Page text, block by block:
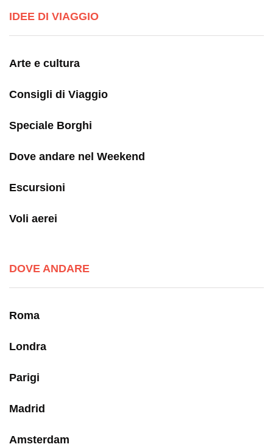
IDEE DI VIAGGIO
Arte e cultura
Consigli di Viaggio
Speciale Borghi
Dove andare nel Weekend
Escursioni
Voli aerei
DOVE ANDARE
Roma
Londra
Parigi
Madrid
Amsterdam